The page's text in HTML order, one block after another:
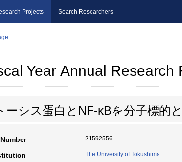
Projects Search Researchers
Year Annual Research
ーシス蛋白とNF-κBを分子標的
21592556
The University of Tokushima